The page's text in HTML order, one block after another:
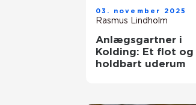
03. november 2025
Rasmus Lindholm
Anlægsgartner i
Kolding: Et flot og
holdbart uderum